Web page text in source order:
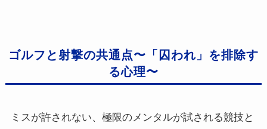
ゴルフと射撃の共通点〜「囚われ」を排除す
る心理〜
ミスが許されない、極限のメンタルが試される競技と